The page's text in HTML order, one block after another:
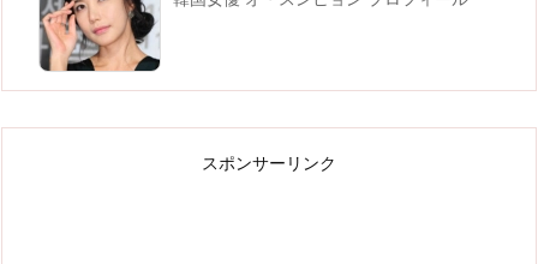
スポンサーリンク